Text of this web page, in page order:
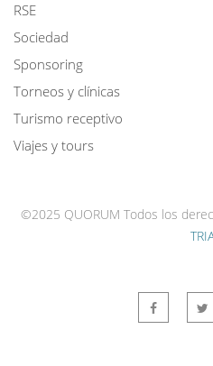
RSE
Sociedad
Sponsoring
Torneos y clínicas
Turismo receptivo
Viajes y tours
©2025 QUORUM Todos los